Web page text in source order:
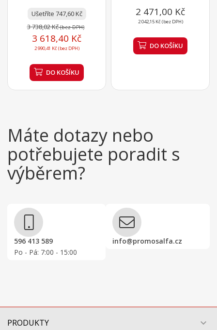
je vyrobeno z...
Ušetříte 747,60 Kč
3 738,02 Kč(bez DPH)
3 618,40 Kč
2 990,41 Kč (bez DPH)
DO KOŠÍKU
2 471,00 Kč
2 042,15 Kč (bez DPH)
DO KOŠÍKU
Máte dotazy nebo
potřebujete poradit s
výběrem?
596 413 589
Po - Pá: 7:00 - 15:00
info@promosalfa.cz
PRODUKTY 